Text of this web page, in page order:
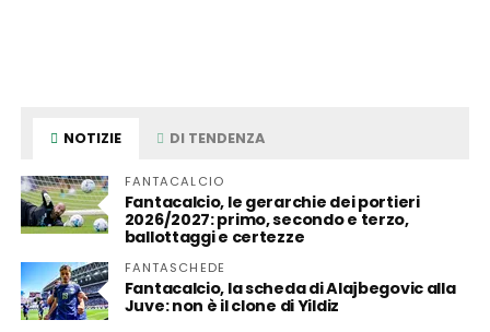
NOTIZIE DI TENDENZA
FANTACALCIO
Fantacalcio, le gerarchie dei portieri
2026/2027: primo, secondo e terzo,
ballottaggi e certezze
FANTASCHEDE
Fantacalcio, la scheda di Alajbegovic alla
Juve: non è il clone di Yildiz